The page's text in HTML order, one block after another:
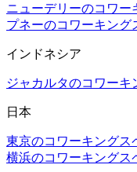
ニューデリーのコワー
プネーのコワーキング
インドネシア
ジャカルタのコワーキ
日本
東京のコワーキングス
横浜のコワーキングス